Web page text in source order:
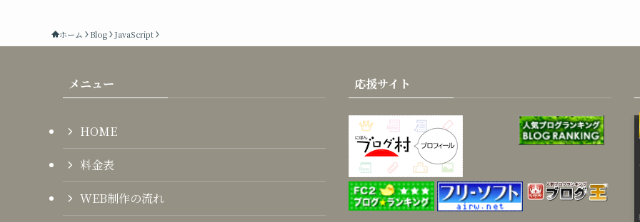
ホーム Blog JavaScript
メニュー
HOME
料金表
WEB制作の流れ
応援サイト